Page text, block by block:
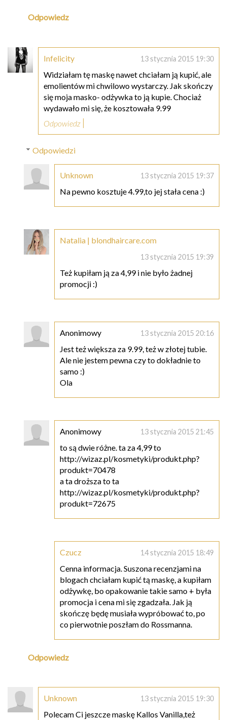
Odpowiedz
Infelicity 13 stycznia 2015 19:30
Widziałam tę maskę nawet chciałam ją kupić, ale
emolientów mi chwilowo wystarczy. Jak skończy
się moja masko- odżywka to ją kupie. Chociaż
wydawało mi się, że kosztowała 9.99
Odpowiedz
Odpowiedzi
Unknown 13 stycznia 2015 19:37
Na pewno kosztuje 4.99,to jej stała cena :)
Natalia | blondhaircare.com
13 stycznia 2015 19:39
Też kupiłam ją za 4,99 i nie było żadnej
promocji :)
Anonimowy 13 stycznia 2015 20:16
Jest też większa za 9.99, też w złotej tubie.
Ale nie jestem pewna czy to dokładnie to
samo :)
Ola
Anonimowy 13 stycznia 2015 21:45
to są dwie różne. ta za 4,99 to
http://wizaz.pl/kosmetyki/produkt.php?
produkt=70478
a ta droższa to ta
http://wizaz.pl/kosmetyki/produkt.php?
produkt=72675
Czucz 14 stycznia 2015 18:49
Cenna informacja. Suszona recenzjami na
blogach chciałam kupić tą maskę, a kupiłam
odżywkę, bo opakowanie takie samo + była
promocja i cena mi się zgadzała. Jak ją
skończę będę musiała wypróbować to, po
co pierwotnie poszłam do Rossmanna.
Odpowiedz
Unknown 13 stycznia 2015 19:30
Polecam Ci jeszcze maskę Kallos Vanilla,też